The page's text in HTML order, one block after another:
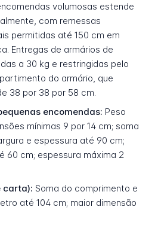
volumosas estende
com remessas
permitidas até 150 cm em
Entregas de armários de
a 30 kg e restringidas pelo
do armário, que
38 por 38 por 58 cm.
encomendas: Peso
mínimas 9 por 14 cm; soma
e espessura até 90 cm;
60 cm; espessura máxima 2
carta): Soma do comprimento e
até 104 cm; maior dimensão